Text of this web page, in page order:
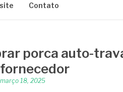
Contato
porca auto-
março 18, 2025